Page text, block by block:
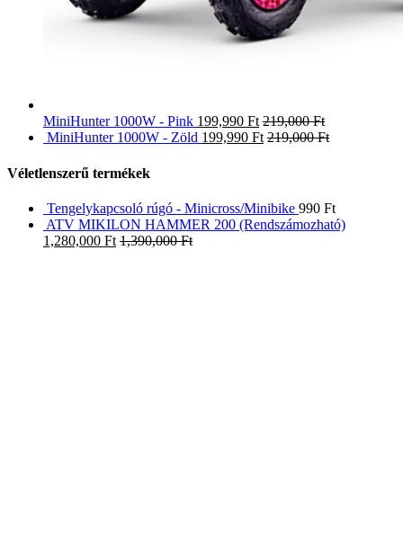
MiniHunter 1000W - Pink 199,990 Ft 219,000Ft
MiniHunter 1000W - Zöld 199,990 Ft 219,000Ft
Véletlenszerű termékek
Tengelykapcsoló rúgó - Minicross/Minibike 990 Ft
ATV MIKILON HAMMER 200 (Rendszámozható)
1,280,000 Ft 1,390,000Ft